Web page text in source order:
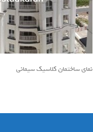
نمای ساختمان کلاسیک سیمانی